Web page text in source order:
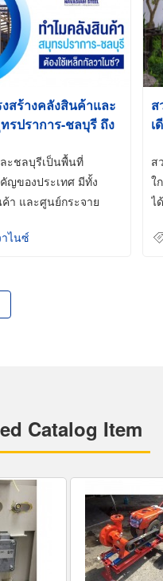
สร้างคลังสินค้าและ
รปราการ-ชลบุรี ถึง
ะชลบุรีเป็นพื้นที่
ญของประเทศ มีทั้ง
า และศูนย์กระจาย
าไนซ์
ส
เ
ส
ใ
ไ
Catalog Item